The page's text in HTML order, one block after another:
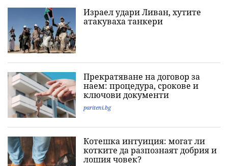
Израел удари Ливан, хутите
атакуваха танкери
Прекратяване на договор за
наем: процедура, срокове и
ключови документи
pariteni.bg
Котешка интуиция: могат ли
котките да разпознаят добрия и
лошия човек?